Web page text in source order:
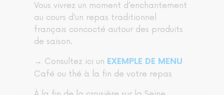
Vous vivrez un moment d’enchantement
au cours d’un repas traditionnel
français concocté autour des produits
de saison.
→ Consultez ici un EXEMPLE DE MENU
Café ou thé à la fin de votre repas